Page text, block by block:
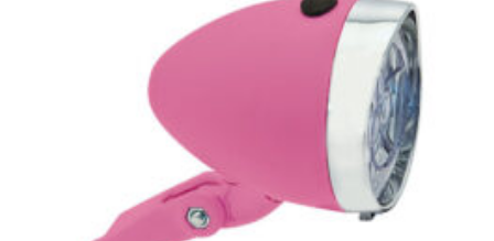
επιθυμιών